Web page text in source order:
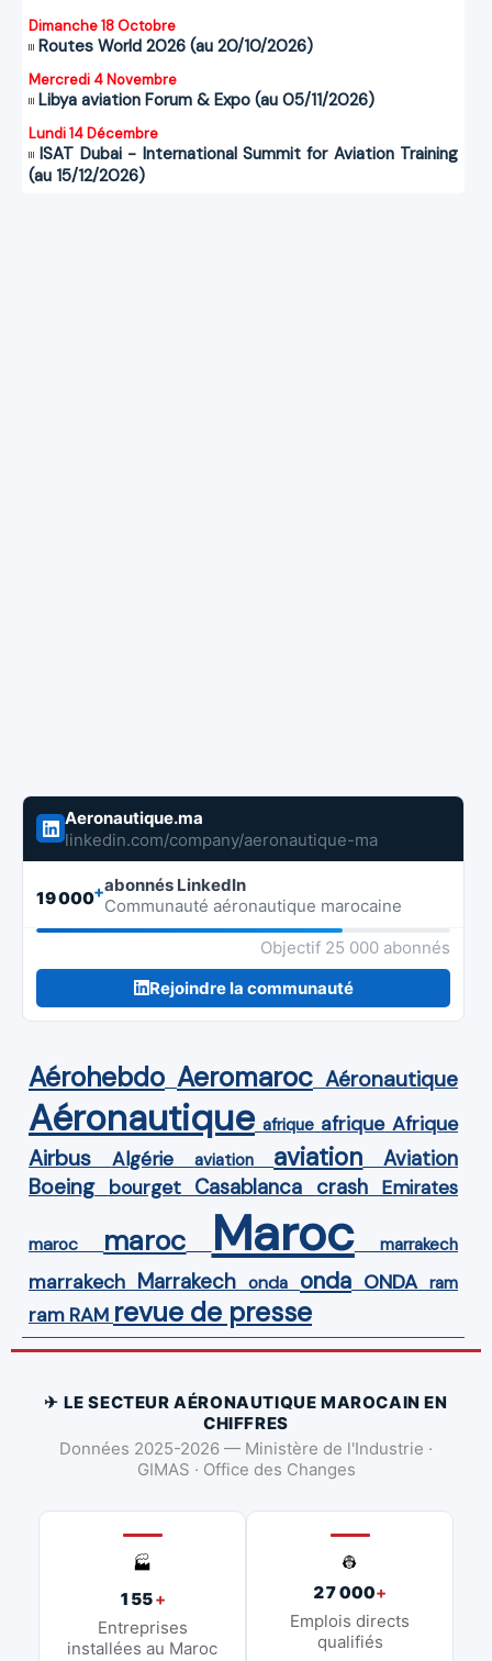
Dimanche 18 Octobre
Routes World 2026 (au 20/10/2026)
Mercredi 4 Novembre
Libya aviation Forum & Expo (au 05/11/2026)
Lundi 14 Décembre
ISAT Dubai - International Summit for Aviation Training
(au 15/12/2026)
Aeronautique.ma
linkedin.com/company/aeronautique-ma
19 000+abonnés LinkedIn
Communauté aéronautique marocaine
Objectif 25 000 abonnés
Rejoindre la communauté
Aérohebdo Aeromaroc Aéronautique
Aéronautique afrique afrique Afrique
Airbus Algérie aviation aviation Aviation
Boeing bourget Casablanca crash Emirates
maroc maroc Maroc marrakech
marrakech Marrakech onda onda ONDA ram
ram RAM revue de presse
✈ LE SECTEUR AÉRONAUTIQUE MAROCAIN EN
CHIFFRES
Données 2025-2026 — Ministère de l'Industrie ·
GIMAS · Office des Changes
🏭
155+
Entreprises
installées au Maroc
👷
27 000+
Emplois directs
qualifiés